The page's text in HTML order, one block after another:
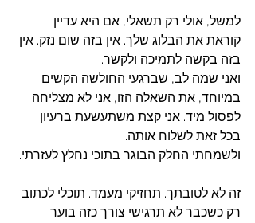
למשל, אולי רק תשאלי, אם היא עדיין
קוראת את הבלוג שלך. אין בזה שום נזק. אין
בזה בקשה לתמיכה ולקשר.
ואני שמה לב, שברגעי החולשה הקשים
במיוחד, את השאלה הזו, אני לא מצליחה
לפסול מיד. אני קצת משתעשעת ברעיון
בכל זאת לשלוח אותה.
ולשמחתי החלק הבוגר בתוכי נחלץ לעזרתי.
זה לא לטובתך. תחזיקי מעמד. תוכלי לכתוב
רק כשכבר לא תרגישי צורך כזה בוער